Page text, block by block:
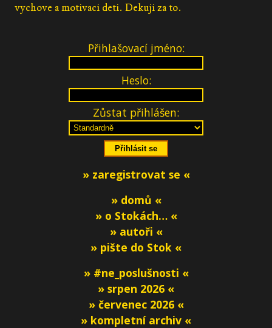
vychove a motivaci deti. Dekuji za to.
Přihlašovací jméno:
Heslo:
Zůstat přihlášen:
» zaregistrovat se «
» domů «
» o Stokách… «
» autoři «
» pište do Stok «
» #ne_poslušnosti «
» srpen 2026 «
» červenec 2026 «
» kompletní archiv «